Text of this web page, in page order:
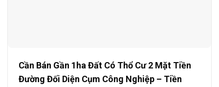
Cần Bán Gần 1ha Đất Có Thổ Cư 2 Mặt Tiền
Đường Đối Diện Cụm Công Nghiệp – Tiền